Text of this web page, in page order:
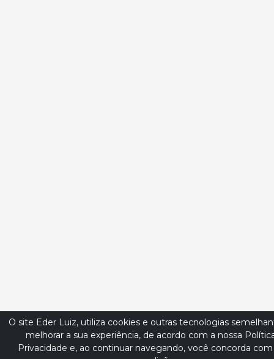
O site Eder Luiz, utiliza cookies e outras tecnologias
melhorar a sua experiência, de acordo com a nossa
Privacidade e, ao continuar navegando, você concorda